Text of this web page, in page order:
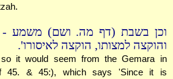
וכן בשבת (דף מה. ושם) משמע -
והוקצה למצותו, הוקצה לאיסורו'.
it would seem from the Gemara in
45. & 45:), which says 'Since it is